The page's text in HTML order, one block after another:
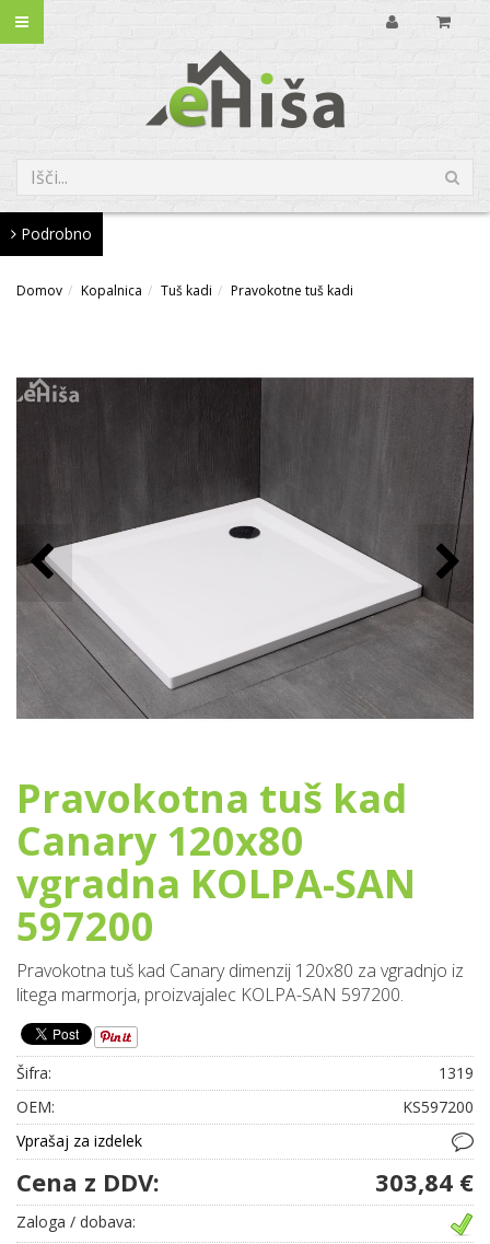
Podrobno
Domov Kopalnica Tuš kadi Pravokotne tuš kadi
Pravokotna tuš kad
Canary 120x80
vgradna KOLPA-SAN
597200
Pravokotna tuš kad Canary dimenzij 120x80 za vgradnjo iz
litega marmorja, proizvajalec KOLPA-SAN 597200.
Šifra:
1319
OEM:
KS597200
Vprašaj za izdelek
Cena z DDV: 303,84 €
Zaloga / dobava: